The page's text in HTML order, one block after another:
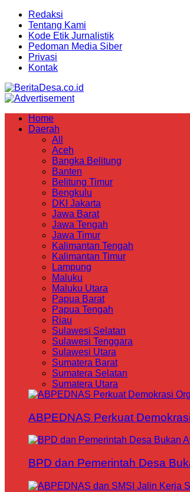
Redaksi
Tentang Kami
Kode Etik Jurnalistik
Pedoman Media Siber
Privasi
Kontak
Home
Daerah
All
Aceh
Bangka Belitung
Banten
Belitung Timur
Bengkulu
DKI Jakarta
Jawa Barat
Jawa Tengah
Jawa Timur
Kalimantan Tengah
Kalimantan Timur
Lampung
Maluku
Maluku Utara
Papua Barat
Papua Tengah
Riau
Sulawesi Selatan
Sulawesi Tenggara
Sulawesi Utara
Sumatera Barat
Sumatera Selatan
Sumatera Utara
ABPEDNAS Perkuat
BPD dan Pemerintah Desa